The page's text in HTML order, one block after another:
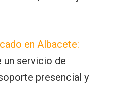
en Albacete:
servicio de
presencial y